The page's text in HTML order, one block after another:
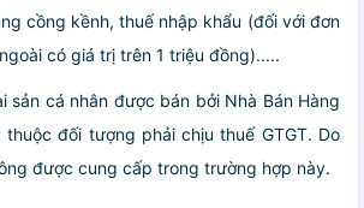
cồng kềnh, thuế nhập khẩu (đối với đơn
có giá trị trên 1 triệu đồng).....
sản cá nhân được bán bởi Nhà Bán Hàng
đối tượng phải chịu thuế GTGT. Do
được cung cấp trong trường hợp này.